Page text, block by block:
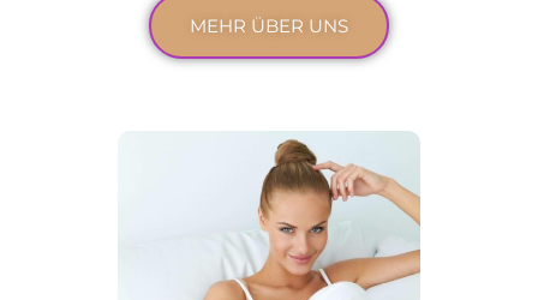
MEHR ÜBER UNS